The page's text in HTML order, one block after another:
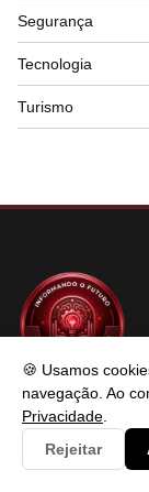
🍪 Usamos
navegação. Ao
Privacidade
Rejeitar
Segurança
Tecnologia
Turismo
SABER